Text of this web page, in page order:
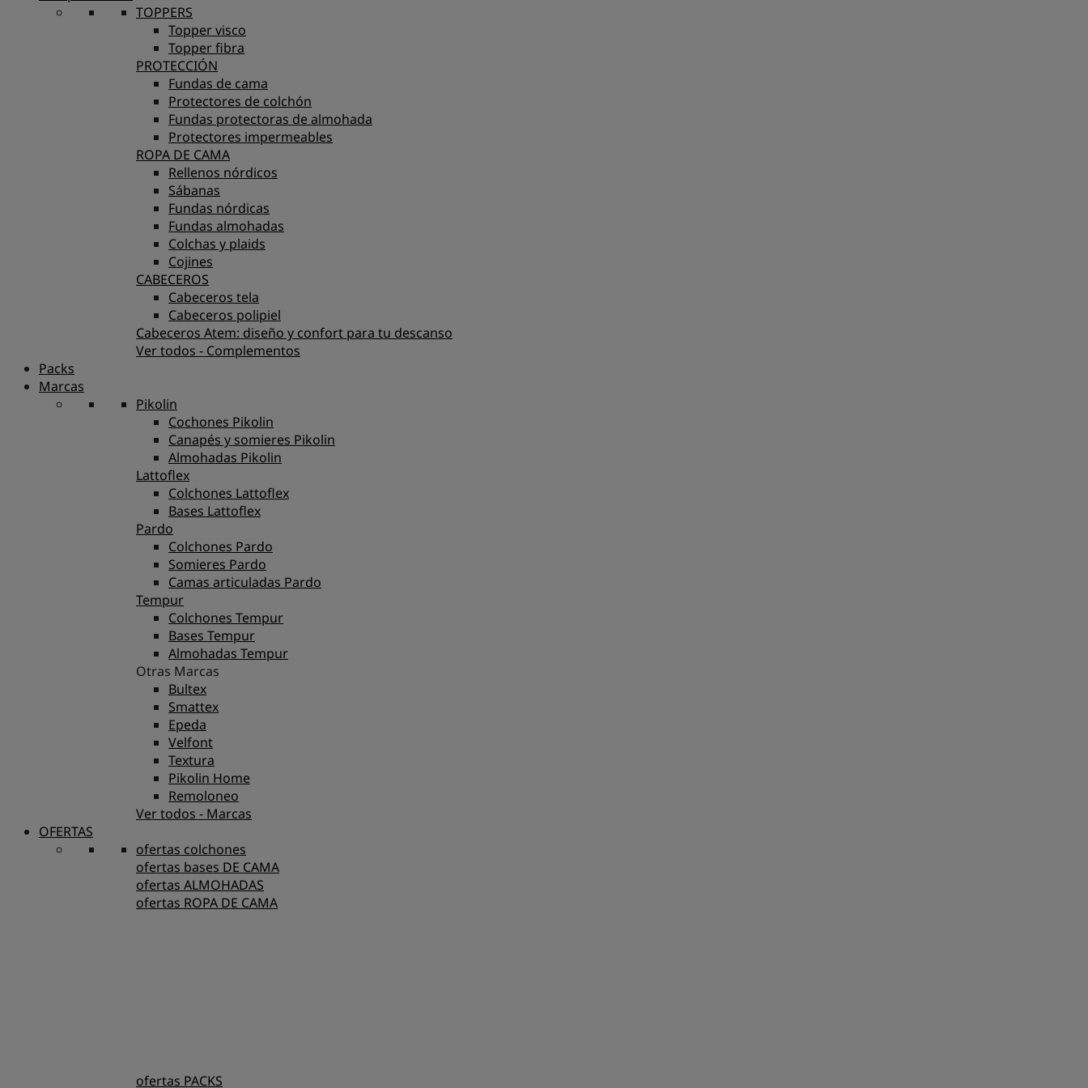
TOPPERS
Topper visco
Topper fibra
PROTECCIÓN
Fundas de cama
Protectores de colchón
Fundas protectoras de almohada
Protectores impermeables
ROPA DE CAMA
Rellenos nórdicos
Sábanas
Fundas nórdicas
Fundas almohadas
Colchas y plaids
Cojines
CABECEROS
Cabeceros tela
Cabeceros polipiel
Cabeceros Atem: diseño y confort para tu descanso
Ver todos - Complementos
Packs
Marcas
Pikolin
Cochones Pikolin
Canapés y somieres Pikolin
Almohadas Pikolin
Lattoflex
Colchones Lattoflex
Bases Lattoflex
Pardo
Colchones Pardo
Somieres Pardo
Camas articuladas Pardo
Tempur
Colchones Tempur
Bases Tempur
Almohadas Tempur
Otras Marcas
Bultex
Smattex
Epeda
Velfont
Textura
Pikolin Home
Remoloneo
Ver todos - Marcas
OFERTAS
ofertas colchones
ofertas bases DE CAMA
ofertas ALMOHADAS
ofertas ROPA DE CAMA
ofertas PACKS